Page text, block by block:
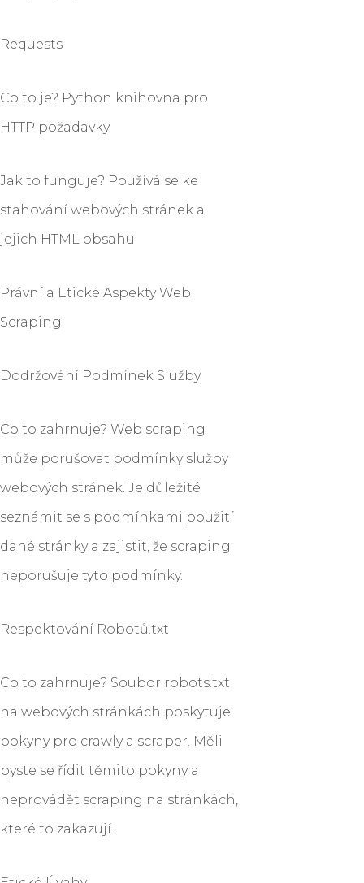
Requests
Co to je? Python knihovna pro
HTTP požadavky.
Jak to funguje? Používá se ke
stahování webových stránek a
jejich HTML obsahu.
Právní a Etické Aspekty Web
Scraping
Dodržování Podmínek Služby
Co to zahrnuje? Web scraping
může porušovat podmínky služby
webových stránek. Je důležité
seznámit se s podmínkami použití
dané stránky a zajistit, že scraping
neporušuje tyto podmínky.
Respektování Robotů.txt
Co to zahrnuje? Soubor robots.txt
na webových stránkách poskytuje
pokyny pro crawly a scraper. Měli
byste se řídit těmito pokyny a
neprovádět scraping na stránkách,
které to zakazují.